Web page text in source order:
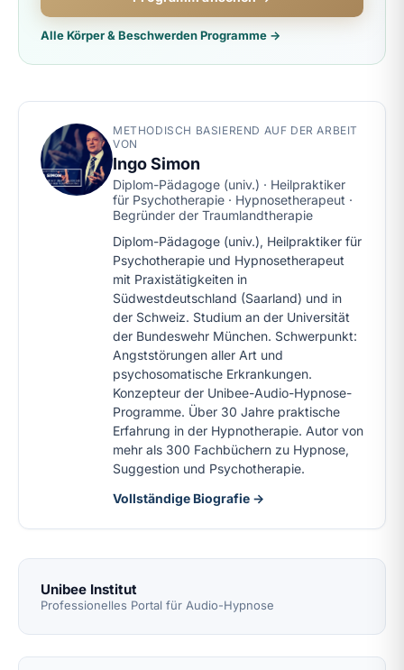
Alle Körper & Beschwerden Programme →
METHODISCH BASIEREND AUF DER ARBEIT
VON
Ingo Simon
Diplom-Pädagoge (univ.) · Heilpraktiker
für Psychotherapie · Hypnosetherapeut ·
Begründer der Traumlandtherapie
Diplom-Pädagoge (univ.), Heilpraktiker für
Psychotherapie und Hypnosetherapeut
mit Praxistätigkeiten in
Südwestdeutschland (Saarland) und in
der Schweiz. Studium an der Universität
der Bundeswehr München. Schwerpunkt:
Angststörungen aller Art und
psychosomatische Erkrankungen.
Konzepteur der Unibee-Audio-Hypnose-
Programme. Über 30 Jahre praktische
Erfahrung in der Hypnotherapie. Autor von
mehr als 300 Fachbüchern zu Hypnose,
Suggestion und Psychotherapie.
Vollständige Biografie →
Unibee Institut
Professionelles Portal für Audio-Hypnose